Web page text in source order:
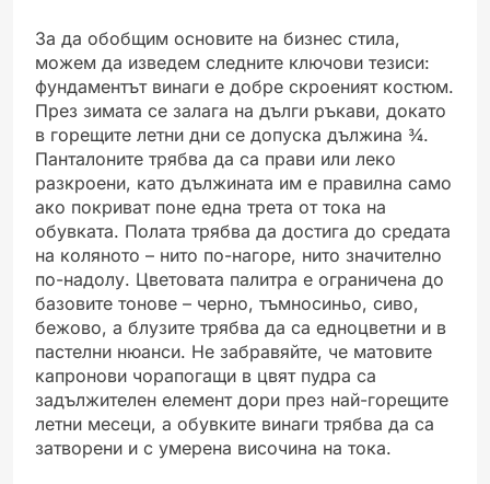
За да обобщим основите на бизнес стила,
можем да изведем следните ключови тезиси:
фундаментът винаги е добре скроеният костюм.
През зимата се залага на дълги ръкави, докато
в горещите летни дни се допуска дължина ¾.
Панталоните трябва да са прави или леко
разкроени, като дължината им е правилна само
ако покриват поне една трета от тока на
обувката. Полата трябва да достига до средата
на коляното – нито по-нагоре, нито значително
по-надолу. Цветовата палитра е ограничена до
базовите тонове – черно, тъмносиньо, сиво,
бежово, а блузите трябва да са едноцветни и в
пастелни нюанси. Не забравяйте, че матовите
капронови чорапогащи в цвят пудра са
задължителен елемент дори през най-горещите
летни месеци, а обувките винаги трябва да са
затворени и с умерена височина на тока.